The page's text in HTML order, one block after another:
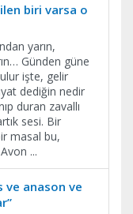
biri varsa o
yarın,
Günden güne
işte, gelir
dediğin nedir
duran zavallı
sesi. Bir
masal bu,
...
ve anason ve